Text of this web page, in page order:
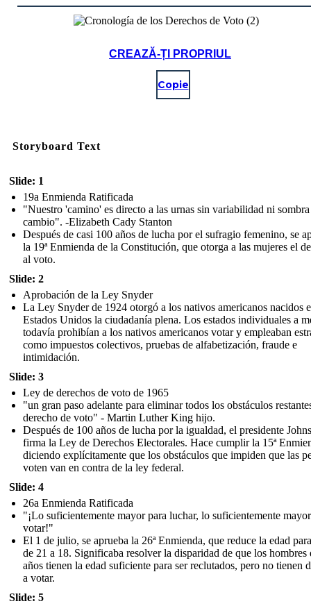
CREAZĂ-ȚI PROPRIUL
Copie
Storyboard Text
Slide: 1
19a Enmienda Ratificada
"Nuestro 'camino' es directo a las urnas sin variabilidad ni
cambio". -Elizabeth Cady Stanton
Después de casi 100 años de lucha por el sufragio femenino, se
la 19ª Enmienda de la Constitución, que otorga a las mujeres el
al voto.
Slide: 2
Aprobación de la Ley Snyder
La Ley Snyder de 1924 otorgó a los nativos americanos nacidos
Estados Unidos la ciudadanía plena. Los estados individuales a
todavía prohibían a los nativos americanos votar y empleaban
como impuestos colectivos, pruebas de alfabetización, fraude e
intimidación.
Slide: 3
Ley de derechos de voto de 1965
"un gran paso adelante para eliminar todos los obstáculos
derecho de voto" - Martin Luther King hijo.
Después de 100 años de lucha por la igualdad, el presidente
firma la Ley de Derechos Electorales. Hace cumplir la 15ª
diciendo explícitamente que los obstáculos que impiden que las
voten van en contra de la ley federal.
Slide: 4
26a Enmienda Ratificada
"¡Lo suficientemente mayor para luchar, lo suficientemente
votar!"
El 1 de julio, se aprueba la 26ª Enmienda, que reduce la edad
de 21 a 18. Significaba resolver la disparidad de que los hombres
años tienen la edad suficiente para ser reclutados, pero no tienen
a votar.
Slide: 5